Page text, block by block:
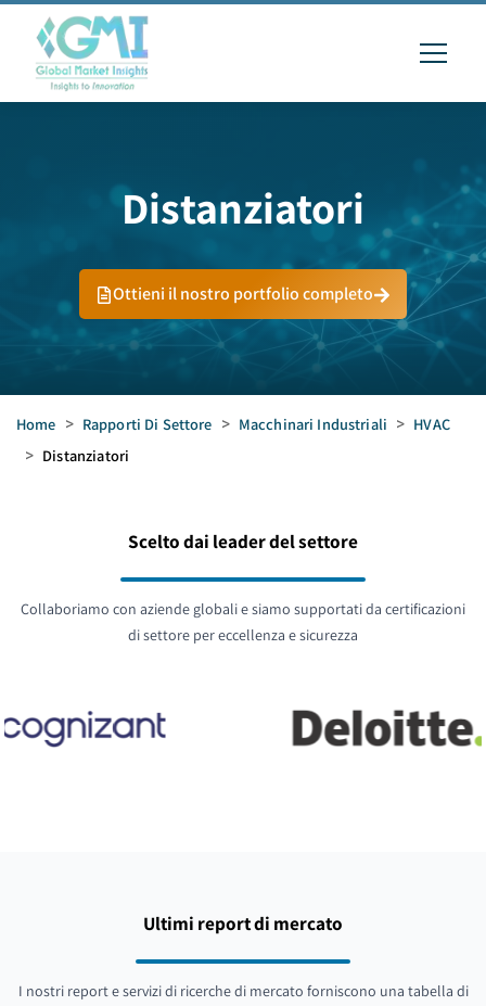
Distanziatori
Ottieni il nostro portfolio completo
Home > Rapporti Di Settore > Macchinari Industriali > HVAC
> Distanziatori
Scelto dai leader del settore
Collaboriamo con aziende globali e siamo supportati da certificazioni
di settore per eccellenza e sicurezza
Ultimi report di mercato
I nostri report e servizi di ricerche di mercato forniscono una tabella di